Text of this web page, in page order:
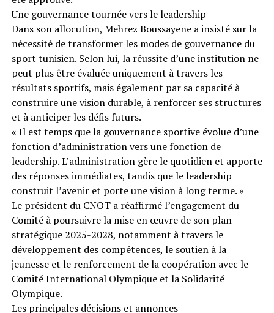
Une gouvernance tournée vers le leadership
Dans son allocution, Mehrez Boussayene a insisté sur la
nécessité de transformer les modes de gouvernance du
sport tunisien. Selon lui, la réussite d’une institution ne
peut plus être évaluée uniquement à travers les
résultats sportifs, mais également par sa capacité à
construire une vision durable, à renforcer ses structures
et à anticiper les défis futurs.
« Il est temps que la gouvernance sportive évolue d’une
fonction d’administration vers une fonction de
leadership. L’administration gère le quotidien et apporte
des réponses immédiates, tandis que le leadership
construit l’avenir et porte une vision à long terme. »
Le président du CNOT a réaffirmé l’engagement du
Comité à poursuivre la mise en œuvre de son plan
stratégique 2025-2028, notamment à travers le
développement des compétences, le soutien à la
jeunesse et le renforcement de la coopération avec le
Comité International Olympique et la Solidarité
Olympique.
Les principales décisions et annonces